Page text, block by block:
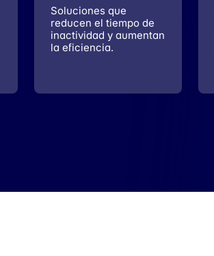
Soluciones que
reducen el tiempo de
inactividad y aumentan
la eficiencia.